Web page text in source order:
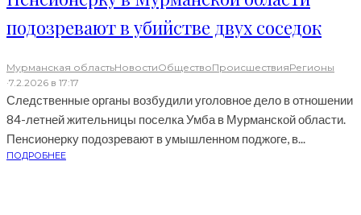
подозревают в убийстве двух соседок
Мурманская областьНовостиОбществоПроисшествияРегионы
·7.2.2026 в 17:17
Следственные органы возбудили уголовное дело в отношении
84-летней жительницы поселка Умба в Мурманской области.
Пенсионерку подозревают в умышленном поджоге, в...
ПОДРОБНЕЕ